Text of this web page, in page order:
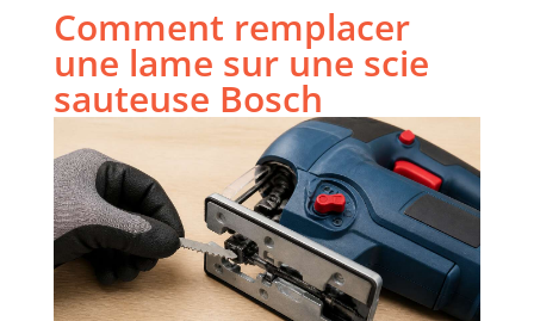
Comment remplacer
une lame sur une scie
sauteuse Bosch